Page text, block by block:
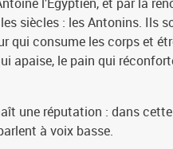
siècles : les Antonins. Ils
qui consume les corps et
apaise, le pain qui
une réputation : dans
à voix basse.